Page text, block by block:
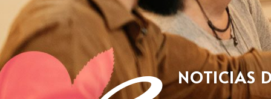
NOTICIAS